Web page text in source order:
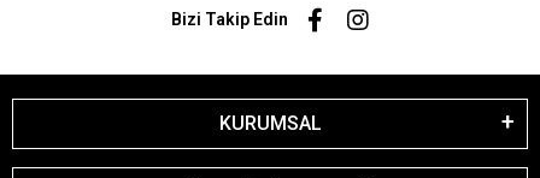
Bizi Takip Edin
KURUMSAL